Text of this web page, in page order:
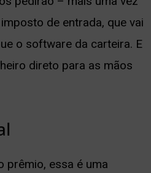
de entrada, que vai
o software da carteira. E
direto para as mãos
prêmio, essa é uma